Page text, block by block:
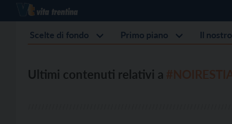
Scelte di fondo Primo piano Il
Ultimi contenuti relativi a